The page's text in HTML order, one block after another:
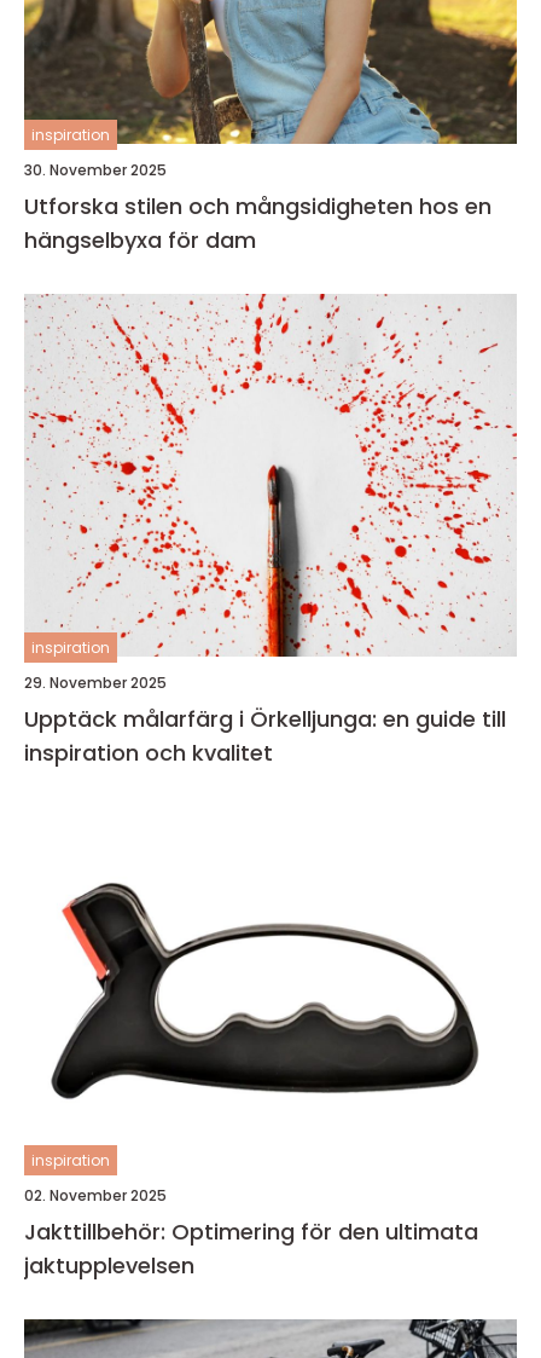
inspiration
30. November 2025
Utforska stilen och mångsidigheten hos en
hängselbyxa för dam
inspiration
29. November 2025
Upptäck målarfärg i Örkelljunga: en guide till
inspiration och kvalitet
inspiration
02. November 2025
Jakttillbehör: Optimering för den ultimata
jaktupplevelsen